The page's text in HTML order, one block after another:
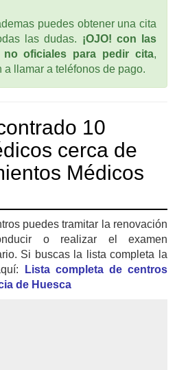
puedes obtener una cita
las dudas. ¡OJO! con las
oficiales para pedir cita,
llamar a teléfonos de pago.
10
cerca de
Médicos
puedes tramitar la renovación
o realizar el examen
Si buscas la lista completa la
Lista completa de centros
de Huesca